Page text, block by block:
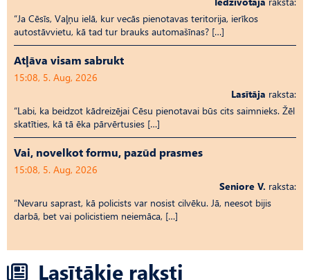
“Ja Cēsīs, Vaļņu ielā, kur vecās pienotavas teritorija, ierīkos
autostāvvietu, kā tad tur brauks automašīnas? […]
Atļāva visam sabrukt
15:08, 5. Aug, 2026
Lasītāja raksta:
“Labi, ka beidzot kādreizējai Cēsu pienotavai būs cits saimnieks. Žēl
skatīties, kā tā ēka pārvērtusies […]
Vai, novelkot formu, pazūd prasmes
15:08, 5. Aug, 2026
Seniore V. raksta:
“Nevaru saprast, kā policists var nosist cilvēku. Jā, neesot bijis
darbā, bet vai policistiem neiemāca, […]
Lasītākie raksti